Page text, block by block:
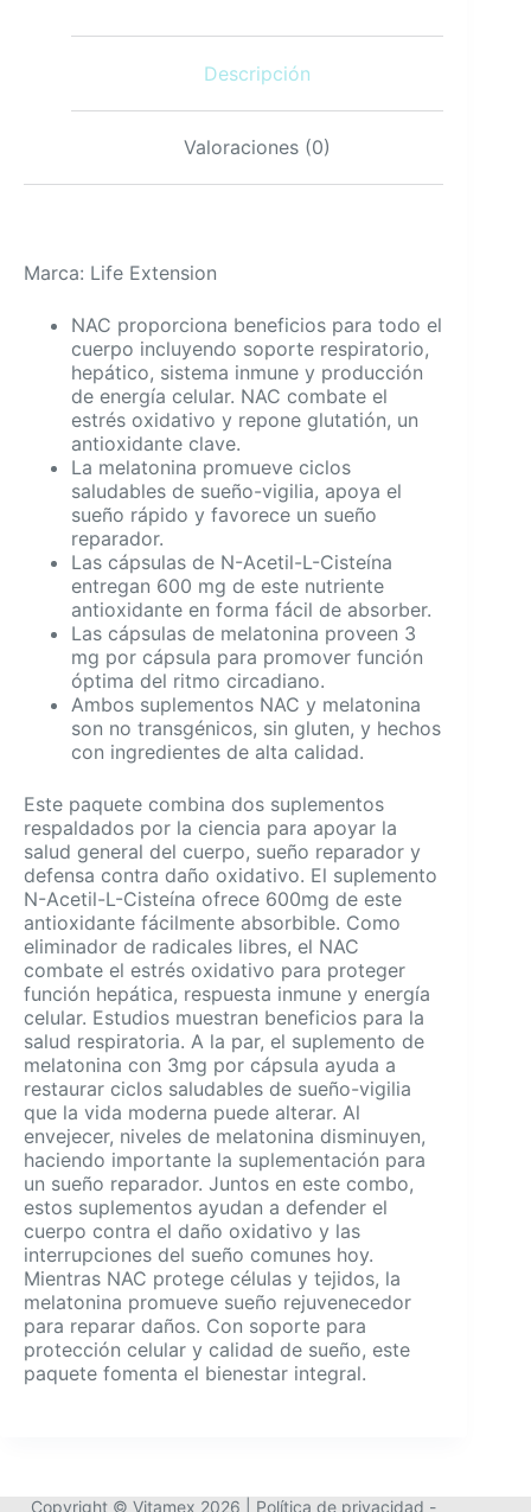
Descripción
Valoraciones (0)
Marca: Life Extension
NAC proporciona beneficios para todo el
cuerpo incluyendo soporte respiratorio,
hepático, sistema inmune y producción
de energía celular. NAC combate el
estrés oxidativo y repone glutatión, un
antioxidante clave.
La melatonina promueve ciclos
saludables de sueño-vigilia, apoya el
sueño rápido y favorece un sueño
reparador.
Las cápsulas de N-Acetil-L-Cisteína
entregan 600 mg de este nutriente
antioxidante en forma fácil de absorber.
Las cápsulas de melatonina proveen 3
mg por cápsula para promover función
óptima del ritmo circadiano.
Ambos suplementos NAC y melatonina
son no transgénicos, sin gluten, y hechos
con ingredientes de alta calidad.
Este paquete combina dos suplementos
respaldados por la ciencia para apoyar la
salud general del cuerpo, sueño reparador y
defensa contra daño oxidativo. El suplemento
N-Acetil-L-Cisteína ofrece 600mg de este
antioxidante fácilmente absorbible. Como
eliminador de radicales libres, el NAC
combate el estrés oxidativo para proteger
función hepática, respuesta inmune y energía
celular. Estudios muestran beneficios para la
salud respiratoria. A la par, el suplemento de
melatonina con 3mg por cápsula ayuda a
restaurar ciclos saludables de sueño-vigilia
que la vida moderna puede alterar. Al
envejecer, niveles de melatonina disminuyen,
haciendo importante la suplementación para
un sueño reparador. Juntos en este combo,
estos suplementos ayudan a defender el
cuerpo contra el daño oxidativo y las
interrupciones del sueño comunes hoy.
Mientras NAC protege células y tejidos, la
melatonina promueve sueño rejuvenecedor
para reparar daños. Con soporte para
protección celular y calidad de sueño, este
paquete fomenta el bienestar integral.
Copyright © Vitamex 2026 | Política de privacidad -